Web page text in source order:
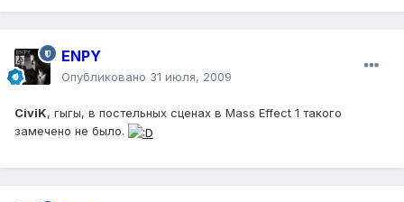
ENPY
Опубликовано 31 июля, 2009
CiviK, гыгы, в постельных сценах в Mass Effect 1 такого
замечено не было.